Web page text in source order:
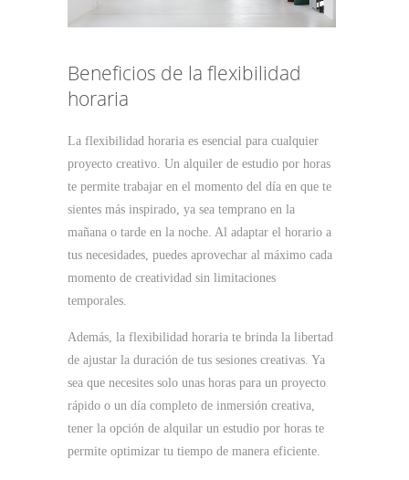
Beneficios de la flexibilidad
horaria
La flexibilidad horaria es esencial para cualquier
proyecto creativo. Un alquiler de estudio por horas
te permite trabajar en el momento del día en que te
sientes más inspirado, ya sea temprano en la
mañana o tarde en la noche. Al adaptar el horario a
tus necesidades, puedes aprovechar al máximo cada
momento de creatividad sin limitaciones
temporales.
Además, la flexibilidad horaria te brinda la libertad
de ajustar la duración de tus sesiones creativas. Ya
sea que necesites solo unas horas para un proyecto
rápido o un día completo de inmersión creativa,
tener la opción de alquilar un estudio por horas te
permite optimizar tu tiempo de manera eficiente.